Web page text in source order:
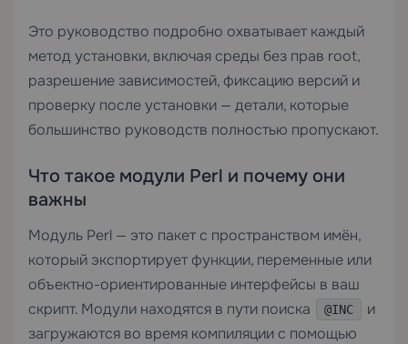
Это руководство подробно охватывает каждый
метод установки, включая среды без прав root,
разрешение зависимостей, фиксацию версий и
проверку после установки — детали, которые
большинство руководств полностью пропускают.
Что такое модули Perl и почему они
важны
Модуль Perl — это пакет с пространством имён,
который экспортирует функции, переменные или
объектно-ориентированные интерфейсы в ваш
скрипт. Модули находятся в пути поиска
@INC
и
загружаются во время компиляции с помощью